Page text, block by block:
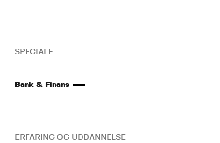
SPECIALE
Bank & Finans
ERFARING OG UDDANNELSE